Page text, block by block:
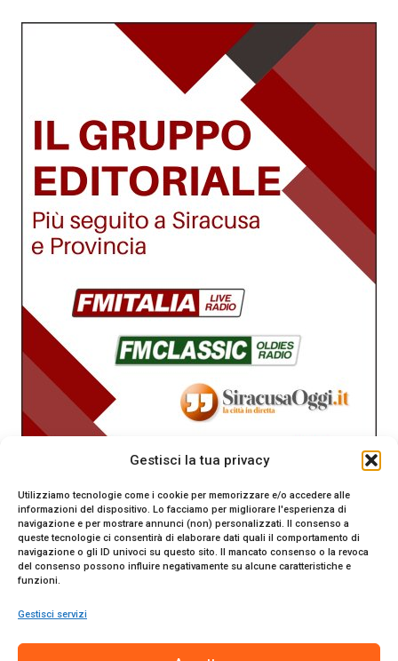
Gestisci la tua privacy
Utilizziamo tecnologie come i cookie per memorizzare e/o accedere alle
informazioni del dispositivo. Lo facciamo per migliorare l'esperienza di
navigazione e per mostrare annunci (non) personalizzati. Il consenso a
queste tecnologie ci consentirà di elaborare dati quali il comportamento di
navigazione o gli ID univoci su questo sito. Il mancato consenso o la revoca
del consenso possono influire negativamente su alcune caratteristiche e
funzioni.
Gestisci servizi